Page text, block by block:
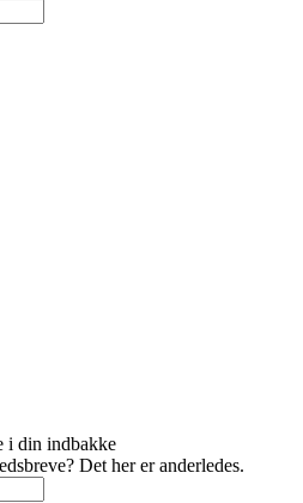
i din indbakke
Det her er anderledes.